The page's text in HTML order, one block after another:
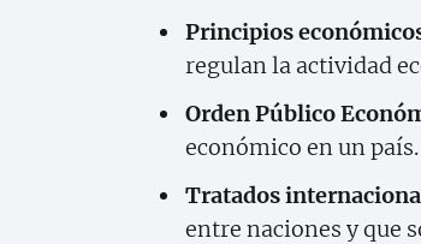
Principios
regulan la actividad
Orden Público
económico en un país.
Tratados
entre naciones y que